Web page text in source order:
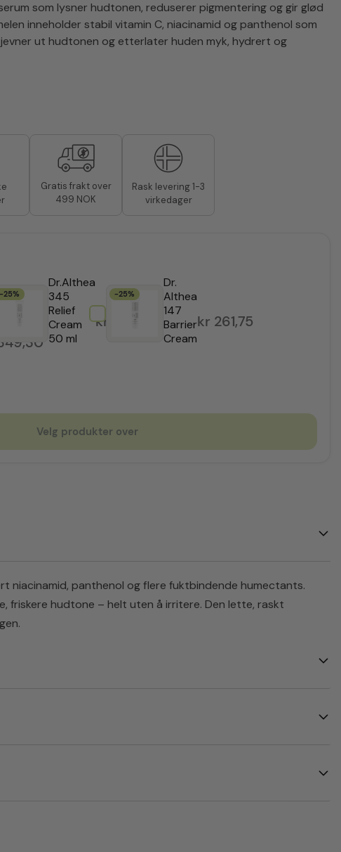
som lysner hudtonen, reduserer pigmentering og gir glød
inneholder stabil vitamin C, niacinamid og panthenol som
ut hudtonen og etterlater huden myk, hydrert og
Gratis frakt over
499 NOK
Rask levering 1-3
virkedager
-25%
Dr.Althea
345
Relief
Cream
50 ml
kr 261,75
-25%
Dr.
Althea
147
Barrier
Cream
kr 261,75
Velg produkter over
niacinamid, panthenol og flere fuktbindende humectants.
friskere hudtone – helt uten å irritere. Den lette, raskt